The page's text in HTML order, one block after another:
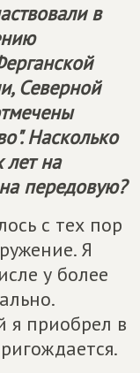
в
Северной
Насколько
лет на
передовую?
с тех пор
Я
у более
я приобрел в